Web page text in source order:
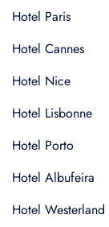
Hotel Paris
Hotel Cannes
Hotel Nice
Hotel Lisbonne
Hotel Porto
Hotel Albufeira
Hotel Westerland